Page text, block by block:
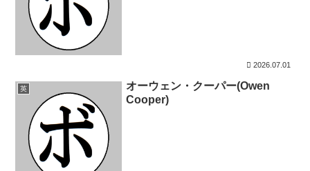
2026.07.01
英
オーウェン・クーパー(Owen
Cooper)